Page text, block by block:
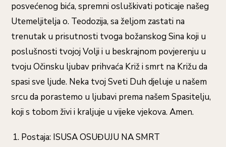
posvećenog bića, spremni osluškivati poticaje našeg
Utemeljitelja o. Teodozija, sa željom zastati na
trenutak u prisutnosti tvoga božanskog Sina koji u
poslušnosti tvojoj Volji i u beskrajnom povjerenju u
tvoju Očinsku ljubav prihvaća Križ i smrt na Križu da
spasi sve ljude. Neka tvoj Sveti Duh djeluje u našem
srcu da porastemo u ljubavi prema našem Spasitelju,
koji s tobom živi i kraljuje u vijeke vjekova. Amen.
Postaja: ISUSA OSUĐUJU NA SMRT